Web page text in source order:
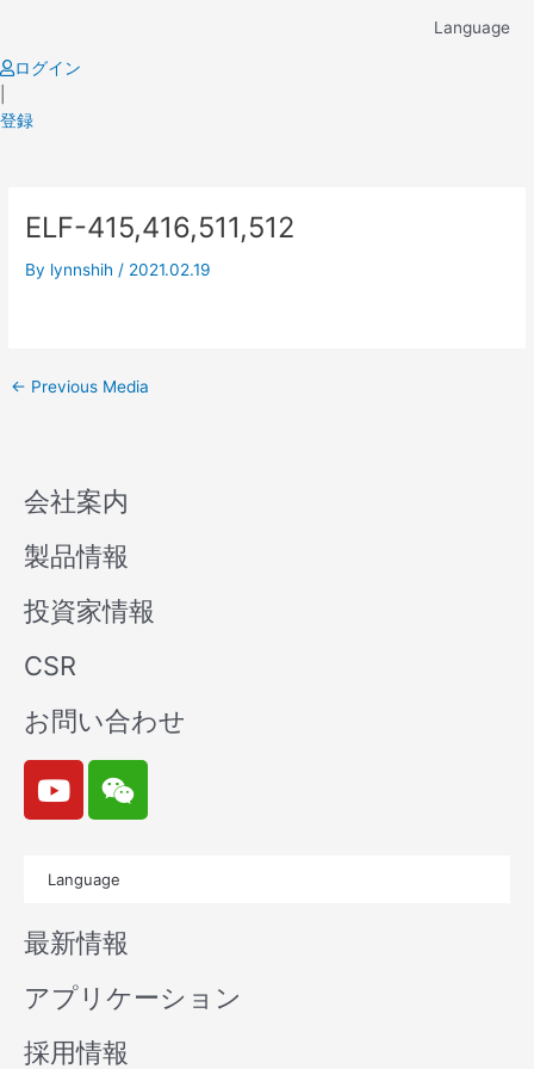
content
Language
ログイン
登録
ELF-415,416,511,512
By lynnshih / 2021.02.19
navigation
← Previous Media
会社案内
製品情報
投資家情報
CSR
お問い合わせ
Y
o
u
b
e
W
e
i
n
Language
最新情報
アプリケーション
採用情報